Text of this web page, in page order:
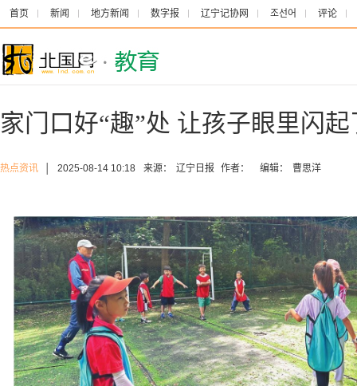
首页 新闻 地方新闻 数字报 辽宁记协网 조선어 评论
家门口好“趣”处 让孩子眼里闪起
热点资讯 2025-08-14 10:18 来源： 辽宁日报 作者： 编辑： 曹思洋